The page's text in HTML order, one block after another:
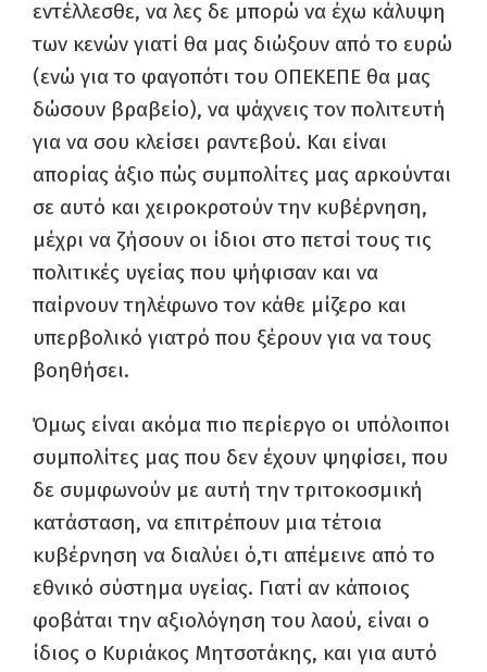
εντέλλεσθε, να λες δε μπορώ να έχω κάλυψη
των κενών γιατί θα μας διώξουν από το ευρώ
(ενώ για το φαγοπότι του ΟΠΕΚΕΠΕ θα μας
δώσουν βραβείο), να ψάχνεις τον πολιτευτή
για να σου κλείσει ραντεβού. Και είναι
απορίας άξιο πώς συμπολίτες μας αρκούνται
σε αυτό και χειροκροτούν την κυβέρνηση,
μέχρι να ζήσουν οι ίδιοι στο πετσί τους τις
πολιτικές υγείας που ψήφισαν και να
παίρνουν τηλέφωνο τον κάθε μίζερο και
υπερβολικό γιατρό που ξέρουν για να τους
βοηθήσει.
Όμως είναι ακόμα πιο περίεργο οι υπόλοιποι
συμπολίτες μας που δεν έχουν ψηφίσει, που
δε συμφωνούν με αυτή την τριτοκοσμική
κατάσταση, να επιτρέπουν μια τέτοια
κυβέρνηση να διαλύει ό,τι απέμεινε από το
εθνικό σύστημα υγείας. Γιατί αν κάποιος
φοβάται την αξιολόγηση του λαού, είναι ο
ίδιος ο Κυριάκος Μητσοτάκης, και για αυτό